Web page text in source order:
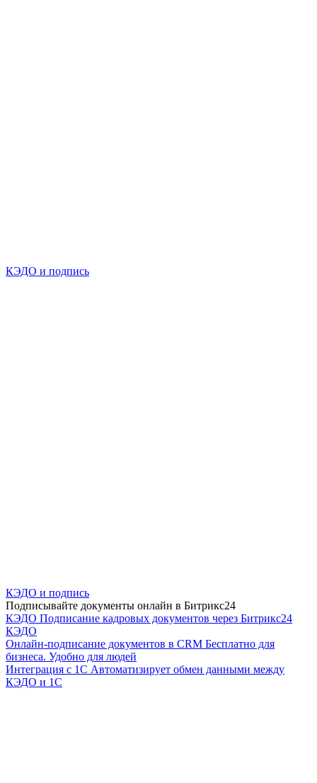
КЭДО и подпись
КЭДО и подпись
Подписывайте документы онлайн в Битрикс24
КЭДО Подписание кадровых документов через Битрикс24
КЭДО
Онлайн-подписание документов в CRM Бесплатно для
бизнеса. Удобно для людей
Интеграция с 1С Автоматизирует обмен данными между
КЭДО и 1С